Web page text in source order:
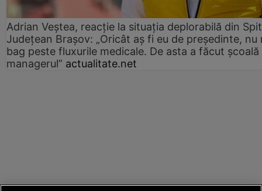
Adrian Veștea, reacție la situația deplorabilă din
Județean Brașov: „Oricât aș fi eu de președinte, nu
bag peste fluxurile medicale. De asta a făcut școală
managerul” actualitate.net